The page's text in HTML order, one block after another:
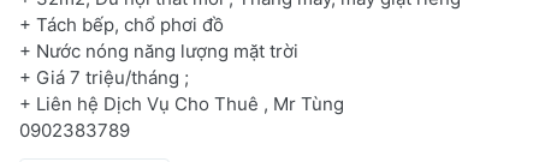
+ Tách bếp, chổ phơi đồ
+ Nước nóng năng lượng mặt trời
+ Giá 7 triệu/tháng ;
+ Liên hệ Dịch Vụ Cho Thuê , Mr Tùng
0902383789